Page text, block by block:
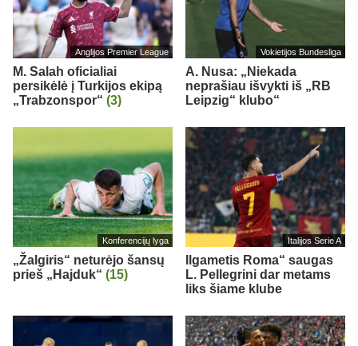
Anglijos Premier League
M. Salah oficialiai
persikėlė į Turkijos ekipą
„Trabzonspor“ (3)
Vokietijos Bundesliga
A. Nusa: „Niekada
neprašiau išvykti iš „RB
Leipzig“ klubo“
Konferencijų lyga
„Žalgiris“ neturėjo šansų
prieš „Hajduk“ (15)
Italijos Serie A
Ilgametis Roma“ saugas
L. Pellegrini dar metams
liks šiame klube